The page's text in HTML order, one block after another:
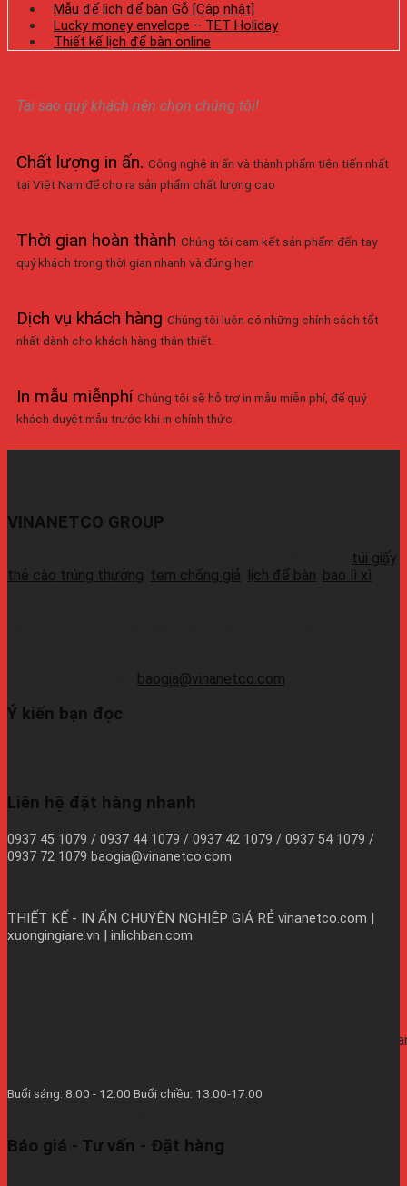
Mẫu đế lịch để bàn Gỗ [Cập nhật]
Lucky money envelope – TET Holiday
Thiết kế lịch để bàn online
Tại sao quý khách nên chọn chúng tôi!
Chất lượng in ấn. Công nghệ in ấn và thành phẩm tiên tiến nhất
tại Việt Nam để cho ra sản phẩm chất lượng cao
Thời gian hoàn thành Chúng tôi cam kết sản phẩm đến tay
quý khách trong thời gian nhanh và đúng hẹn
Dịch vụ khách hàng Chúng tôi luôn có những chính sách tốt
nhất dành cho khách hàng thân thiết.
In mẫu miễnphí Chúng tôi sẽ hỗ trợ in mẫu miễn phí, để quý
khách duyệt mẫu trước khi in chính thức.
VINANETCO GROUP
túi giấy
thẻ cào trúng thưởng tem chống giả lịch để bàn bao lì xì
baogia@vinanetco.com
Ý kiến bạn đọc
Liên hệ đặt hàng nhanh
0937 45 1079 / 0937 44 1079 / 0937 42 1079 / 0937 54 1079 /
0937 72 1079 baogia@vinanetco.com
THIẾT KẾ - IN ẤN CHUYÊN NGHIỆP GIÁ RẺ vinanetco.com |
xuongingiare.vn | inlichban.com
https://vinanetco.com/https://xuongingiare.vn/https://
Buổi sáng: 8:00 - 12:00 Buổi chiều: 13:00-17:00
Báo giá - Tư vấn - Đặt hàng